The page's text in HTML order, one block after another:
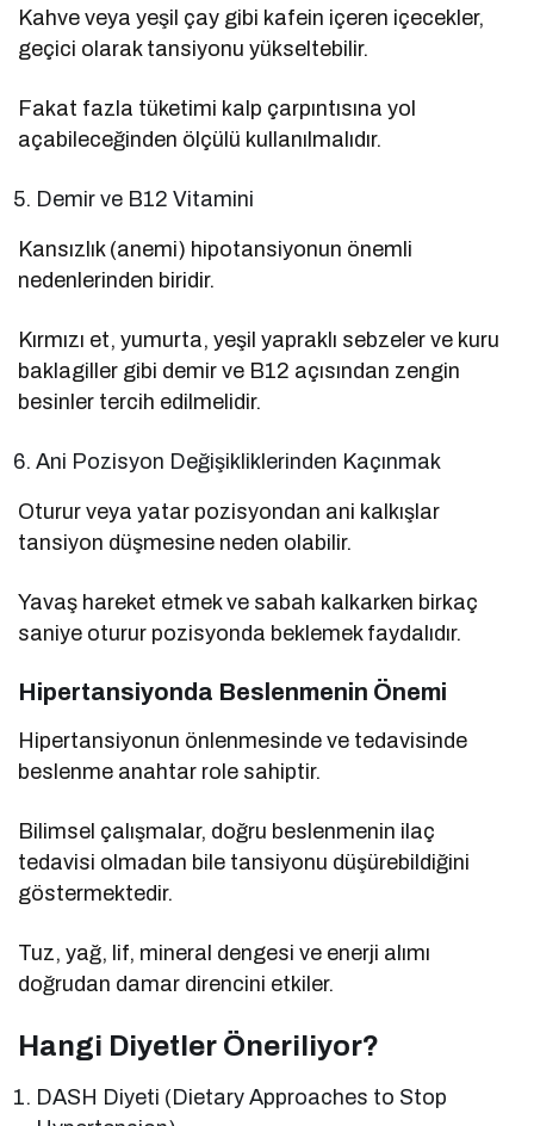
Kahve veya yeşil çay gibi kafein içeren içecekler,
geçici olarak tansiyonu yükseltebilir.
Fakat fazla tüketimi kalp çarpıntısına yol
açabileceğinden ölçülü kullanılmalıdır.
Demir ve B12 Vitamini
Kansızlık (anemi) hipotansiyonun önemli
nedenlerinden biridir.
Kırmızı et, yumurta, yeşil yapraklı sebzeler ve kuru
baklagiller gibi demir ve B12 açısından zengin
besinler tercih edilmelidir.
Ani Pozisyon Değişikliklerinden Kaçınmak
Oturur veya yatar pozisyondan ani kalkışlar
tansiyon düşmesine neden olabilir.
Yavaş hareket etmek ve sabah kalkarken birkaç
saniye oturur pozisyonda beklemek faydalıdır.
Hipertansiyonda Beslenmenin Önemi
Hipertansiyonun önlenmesinde ve tedavisinde
beslenme anahtar role sahiptir.
Bilimsel çalışmalar, doğru beslenmenin ilaç
tedavisi olmadan bile tansiyonu düşürebildiğini
göstermektedir.
Tuz, yağ, lif, mineral dengesi ve enerji alımı
doğrudan damar direncini etkiler.
Hangi Diyetler Öneriliyor?
DASH Diyeti (Dietary Approaches to Stop